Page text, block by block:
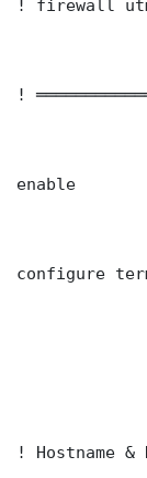
! firewall
!
enable
configure
! Hostname &